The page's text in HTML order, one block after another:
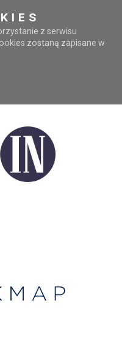
z serwisu
zostaną zapisane w